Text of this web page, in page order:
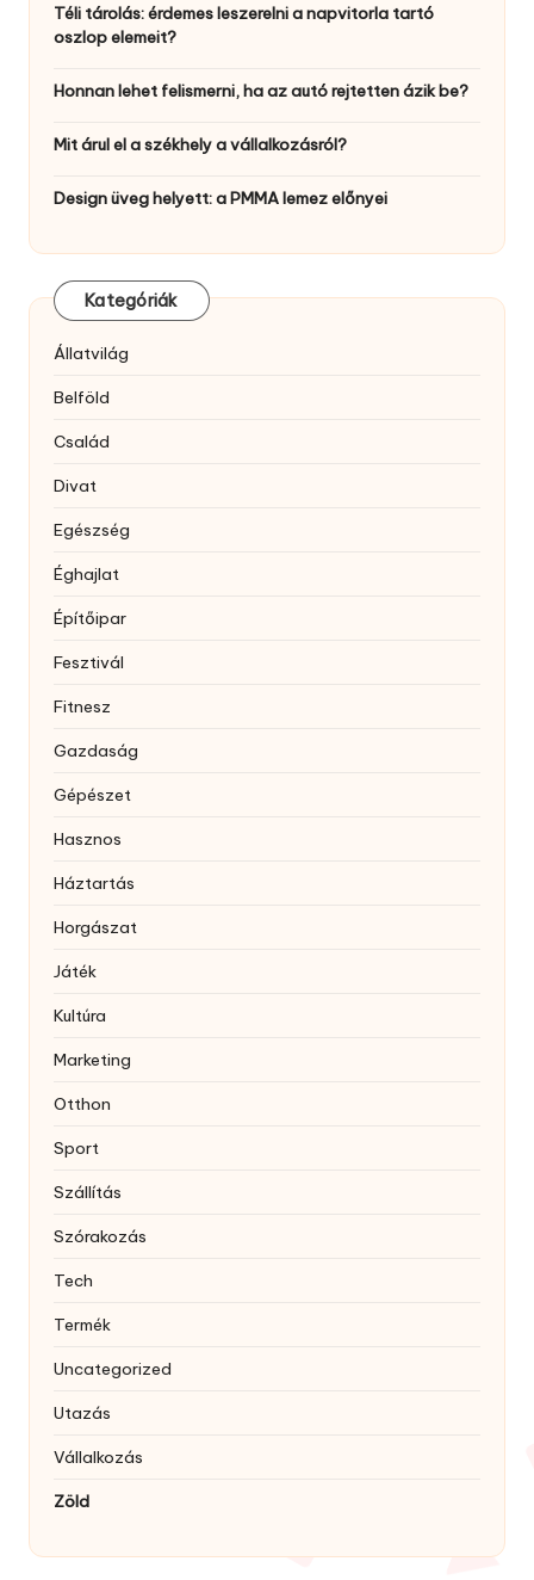
Téli tárolás: érdemes leszerelni a napvitorla tartó
oszlop elemeit?
Honnan lehet felismerni, ha az autó rejtetten ázik be?
Mit árul el a székhely a vállalkozásról?
Design üveg helyett: a PMMA lemez előnyei
Kategóriák
Állatvilág
Belföld
Család
Divat
Egészség
Éghajlat
Építőipar
Fesztivál
Fitnesz
Gazdaság
Gépészet
Hasznos
Háztartás
Horgászat
Játék
Kultúra
Marketing
Otthon
Sport
Szállítás
Szórakozás
Tech
Termék
Uncategorized
Utazás
Vállalkozás
Zöld